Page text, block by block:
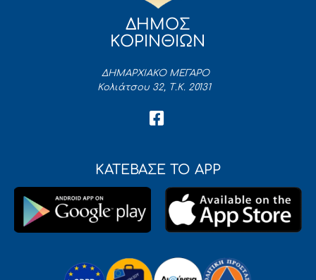
ΔΗΜΟΣ
ΚΟΡΙΝΘΙΩΝ
ΔΗΜΑΡΧΙΑΚΟ ΜΕΓΑΡΟ
Κολιάτσου 32, Τ.Κ. 20131
ΚΑΤΕΒΑΣΕ ΤΟ APP